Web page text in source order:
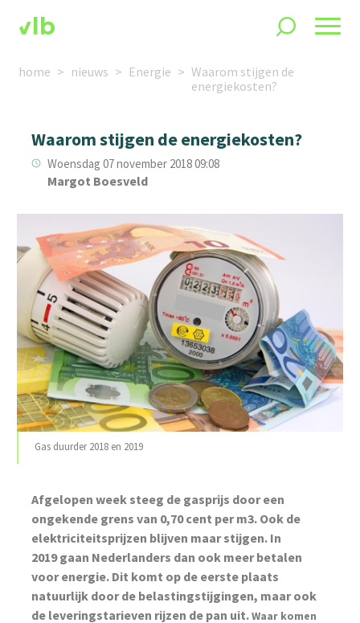
home nieuws Energie
Waarom stijgen de
energiekosten?
Waarom stijgen de energiekosten?
Woensdag 07 november 2018 09:08
Margot Boesveld
Gas duurder 2018 en 2019
Afgelopen week steeg de gasprijs door een
ongekende grens van 0,70 cent per m3. Ook de
elektriciteitsprijzen blijven maar stijgen. In
2019 gaan Nederlanders dan ook meer betalen
voor energie. Dit komt op de eerste plaats
natuurlijk door de belastingstijgingen, maar ook
de leveringstarieven rijzen de pan uit.Waar komen